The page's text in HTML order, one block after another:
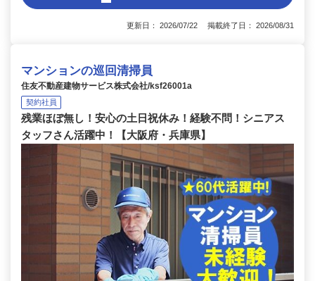
更新日： 2026/07/22 掲載終了日： 2026/08/31
マンションの巡回清掃員
住友不動産建物サービス株式会社/ksf26001a
契約社員
残業ほぼ無し！安心の土日祝休み！経験不問！シニアス
タッフさん活躍中！【大阪府・兵庫県】